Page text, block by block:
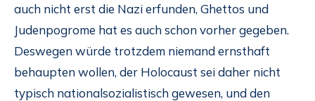
auch nicht erst die Nazi erfunden, Ghettos und
Judenpogrome hat es auch schon vorher gegeben.
Deswegen würde trotzdem niemand ernsthaft
behaupten wollen, der Holocaust sei daher nicht
typisch nationalsozialistisch gewesen, und den